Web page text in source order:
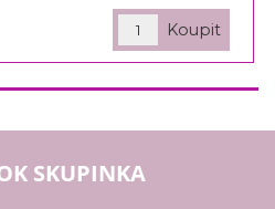
SKUPINKA